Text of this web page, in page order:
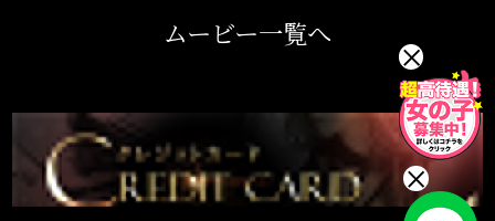
ムービー一覧へ
×
×